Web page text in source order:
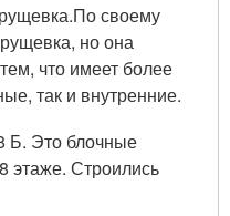
своему
но она
что имеет более
так и внутренние.
Б. Это блочные
этаже. Строились